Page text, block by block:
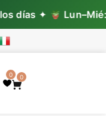
✦ Lun–Mié:
0 0